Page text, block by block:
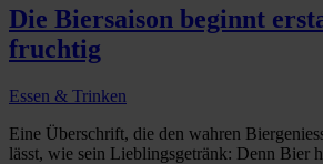
Die Biersaison beginnt
fruchtig
Essen & Trinken
Eine Überschrift, die den wahren
lässt, wie sein Lieblingsgetränk: Denn Bier